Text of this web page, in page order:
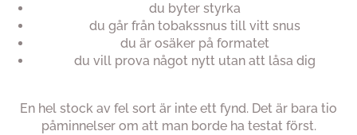
du byter styrka
du går från tobakssnus till vitt snus
du är osäker på formatet
du vill prova något nytt utan att låsa dig
En hel stock av fel sort är inte ett fynd. Det är bara tio
påminnelser om att man borde ha testat först.